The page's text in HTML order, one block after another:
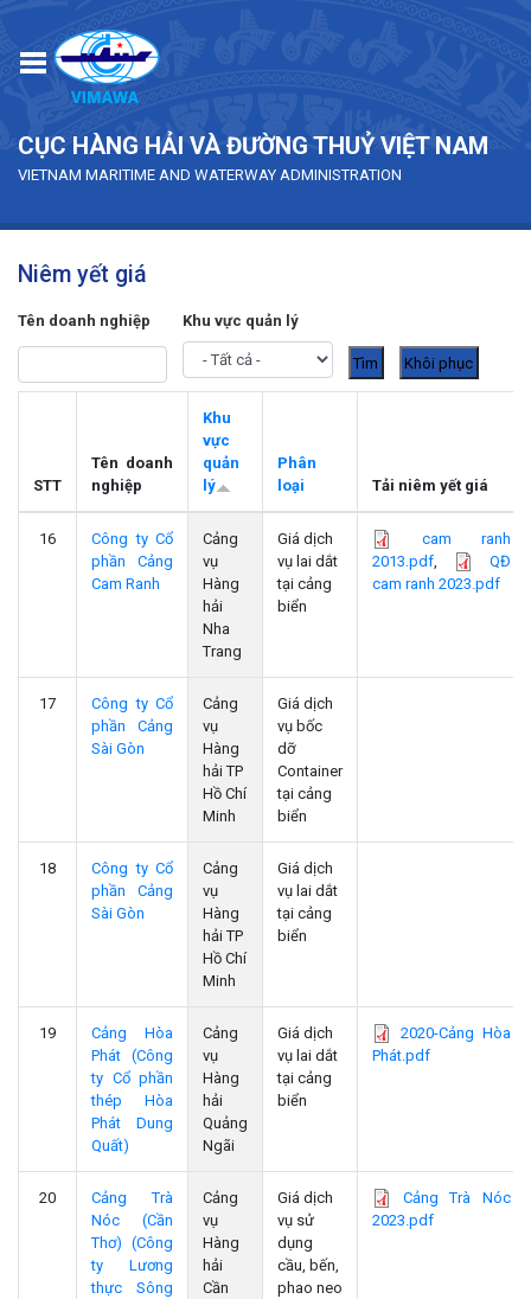
CỤC HÀNG HẢI VÀ ĐƯỜNG THUỶ VIỆT NAM
VIETNAM MARITIME AND WATERWAY ADMINISTRATION
Niêm yết giá
Tên doanh nghiệp Khu vực quản lý
STT
Tên doanh
nghiệp
Khu
vực
quản
lý
Phân
loại
Tải niêm yết giá
16
Công ty Cổ
phần Cảng
Cam Ranh
Cảng
vụ
Hàng
hải
Nha
Trang
Giá dịch
vụ lai dắt
tại cảng
biển
cam ranh
2013.pdf
QĐ
cam ranh 2023.pdf
17
Công ty Cổ
phần Cảng
Sài Gòn
Cảng
vụ
Hàng
hải TP
Hồ Chí
Minh
Giá dịch
vụ bốc
dỡ
Container
tại cảng
biển
18
Công ty Cổ
phần Cảng
Sài Gòn
Cảng
vụ
Hàng
hải TP
Hồ Chí
Minh
Giá dịch
vụ lai dắt
tại cảng
biển
19
Cảng Hòa
Phát (Công
ty Cổ phần
thép Hòa
Phát Dung
Quất)
Cảng
vụ
Hàng
hải
Quảng
Ngãi
Giá dịch
vụ lai dắt
tại cảng
biển
2020-Cảng Hòa
Phát.pdf
20
Cảng Trà
Nóc (Cần
Thơ) (Công
ty Lương
thực Sông
Cảng
vụ
Hàng
hải
Cần
Giá dịch
vụ sử
dụng
cầu, bến,
phao neo
Cảng Trà Nóc
2023.pdf